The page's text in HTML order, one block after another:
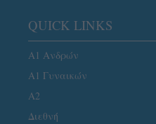
QUICK LINKS
Α1 Ανδρών
Α1 Γυναικών
A2
Διεθνή